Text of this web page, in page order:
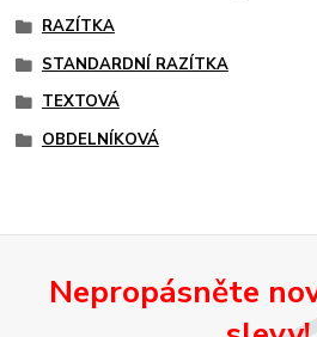
RAZÍTKA
STANDARDNÍ RAZÍTKA
TEXTOVÁ
OBDELNÍKOVÁ
Nepropásněte